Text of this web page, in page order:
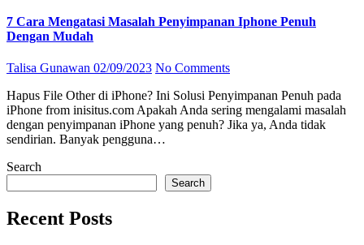
7 Cara Mengatasi Masalah Penyimpanan Iphone Penuh
Dengan Mudah
Talisa Gunawan 02/09/2023 No Comments
Hapus File Other di iPhone? Ini Solusi Penyimpanan Penuh pada
iPhone from inisitus.com Apakah Anda sering mengalami masalah
dengan penyimpanan iPhone yang penuh? Jika ya, Anda tidak
sendirian. Banyak pengguna…
Search
Search
Recent Posts